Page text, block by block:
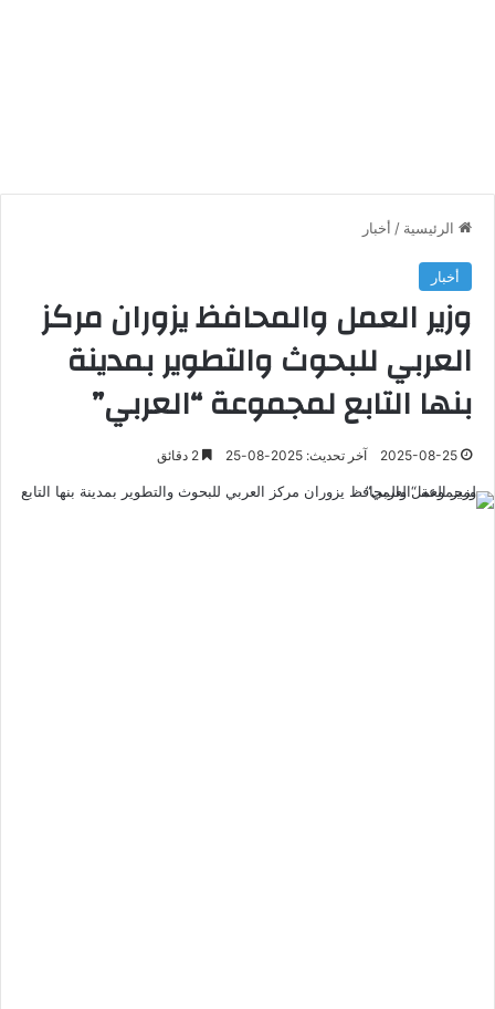
الرئيسية / أخبار
أخبار
وزير العمل والمحافظ يزوران مركز
العربي للبحوث والتطوير بمدينة
بنها التابع لمجموعة “العربي”
2025-08-25 آخر تحديث: 2025-08-25